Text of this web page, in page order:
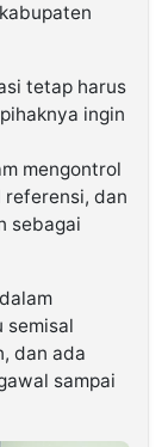
tetap harus
ingin
mengontrol
referensi, dan
sebagai
semisal
dan ada
sampai